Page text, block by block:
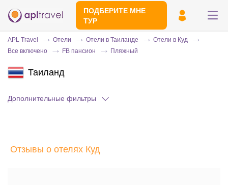
ПОДБЕРИТЕ МНЕ
ТУР
Эксперт свяжется с вами и сделает
APL Travel Отели Отели в Таиланде
Отели в Куд
Все включено
FB пансион Пляжный
Таиланд
Дополнительные фильтры
Отзывы о отелях Куд